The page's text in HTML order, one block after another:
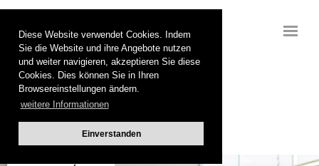
Diese Website verwendet Cookies. Indem
Sie die Website und ihre Angebote nutzen
und weiter navigieren, akzeptieren Sie diese
Cookies. Dies können Sie in Ihren
Browsereinstellungen ändern.
weitere Informationen
Einverstanden